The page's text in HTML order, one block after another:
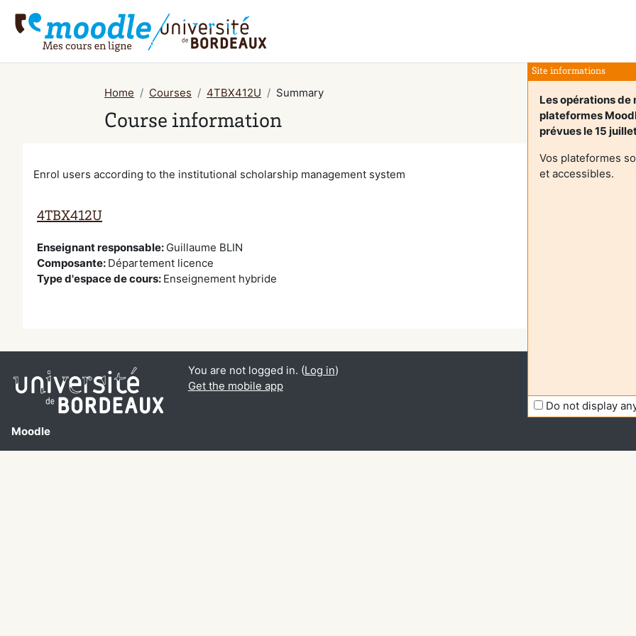
Site informations
Les opérations de
plateformes
prévues le 15
Vos plateformes
et accessibles.
Do not display
Home Courses 4TBX412U Summary
Course information
Enrol users according to the institutional scholarship management system
4TBX412U
Enseignant responsable: Guillaume BLIN
Composante: Département licence
Type d'espace de cours: Enseignement hybride
Moodle
You are not logged in. (Log in)
Get the mobile app